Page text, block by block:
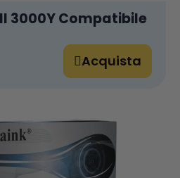
3000Y Compatibile
Acquista